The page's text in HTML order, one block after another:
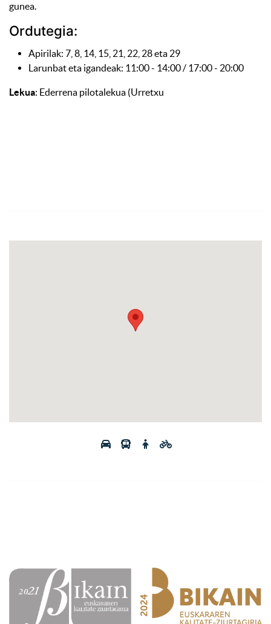
gunea.
Ordutegia:
Apirilak: 7, 8, 14, 15, 21, 22, 28 eta 29
Larunbat eta igandeak: 11:00 - 14:00 / 17:00 - 20:00
Lekua: Ederrena pilotalekua (Urretxu